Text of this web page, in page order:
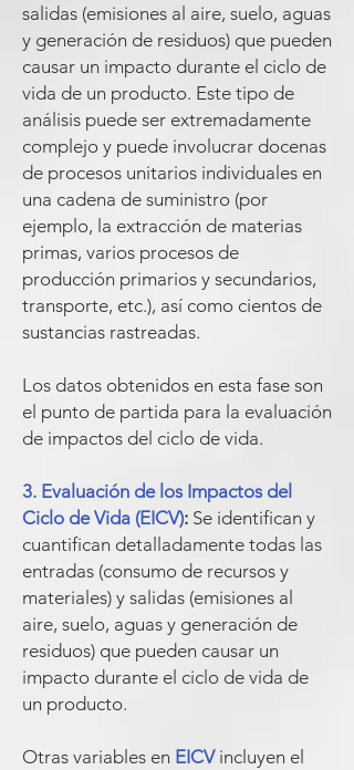
salidas (emisiones al aire, suelo, aguas
y generación de residuos) que pueden
causar un impacto durante el ciclo de
vida de un producto. Este tipo de
análisis puede ser extremadamente
complejo y puede involucrar docenas
de procesos unitarios individuales en
una cadena de suministro (por
ejemplo, la extracción de materias
primas, varios procesos de
producción primarios y secundarios,
transporte, etc.), así como cientos de
sustancias rastreadas.
Los datos obtenidos en esta fase son
el punto de partida para la evaluación
de impactos del ciclo de vida.
3. Evaluación de los Impactos del
Ciclo de Vida (EICV): Se identifican y
cuantifican detalladamente todas las
entradas (consumo de recursos y
materiales) y salidas (emisiones al
aire, suelo, aguas y generación de
residuos) que pueden causar un
impacto durante el ciclo de vida de
un producto.
Otras variables en EICV incluyen el